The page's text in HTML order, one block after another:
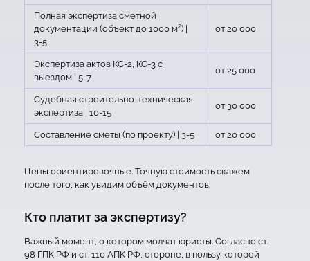
Полная экспертиза сметной
документации (объект до 1000 м²) |
3-5
от 20 000
Экспертиза актов КС-2, КС-3 с
выездом | 5-7
от 25 000
Судебная строительно-техническая
экспертиза | 10-15
от 30 000
Составление сметы (по проекту) | 3-5 от 20 000
Цены ориентировочные. Точную стоимость скажем
после того, как увидим объём документов.
Кто платит за экспертизу?
Важный момент, о котором молчат юристы. Согласно ст.
98 ГПК РФ и ст. 110 АПК РФ, стороне, в пользу которой